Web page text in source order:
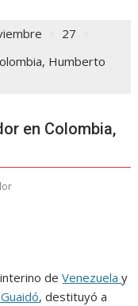
27
Humberto
en Colombia,
deVenezuelay
, destituyó a